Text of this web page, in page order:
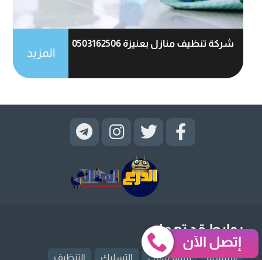
شركة تنظيف منازل بعنيزة 0503162506
المزيد
روابط قد تهمك
الرئيسية ترميم منازل التسليك التنظيف
إتصل الآن